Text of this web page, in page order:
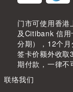
门市可使用香港
及Citibank 信用
分期），12个
签卡价额外收取
期付款，一律不
联络我们